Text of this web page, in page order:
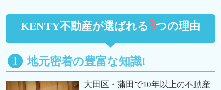
KENTY不動産が選ばれる3つの理由
地元密着の豊富な知識!
大田区・蒲田で10年以上の不動産